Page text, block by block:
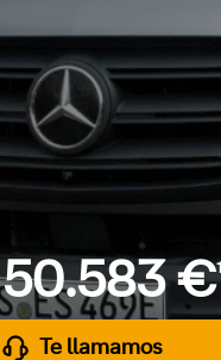
50.583 €1
Te llamamos